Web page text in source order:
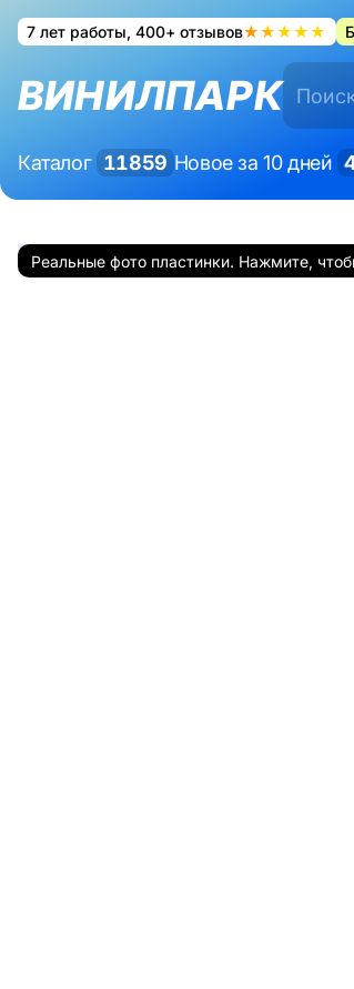
7 лет работы, 400+ отзывов★★★★★
ВИНИЛПАРК
Каталог 11859 Новое за 10 дней
Реальные фото пластинки. Нажмите,